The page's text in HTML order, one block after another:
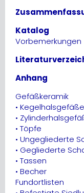
Katalog
Vorbemerkungen
Anhang
Gefäßkeramik
• Kegelhalsgefäße
•
• Töpfe
• Ungegliederte
• Gegliederte
• Tassen
• Becher
Fundortlisten